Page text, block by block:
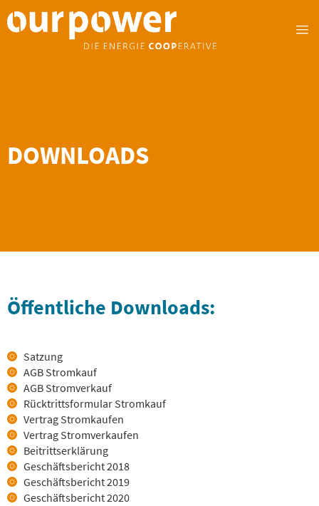
DOWNLOADS
Öffentliche Downloads:
Satzung
AGB Stromkauf
AGB Stromverkauf
Rücktrittsformular Stromkauf
Vertrag Stromkaufen
Vertrag Stromverkaufen
Beitrittserklärung
Geschäftsbericht 2018
Geschäftsbericht 2019
Geschäftsbericht 2020